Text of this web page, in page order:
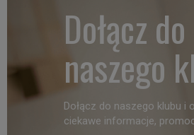
Dołącz do
naszego
Dołącz do naszego klubu i
ciekawe informacje,